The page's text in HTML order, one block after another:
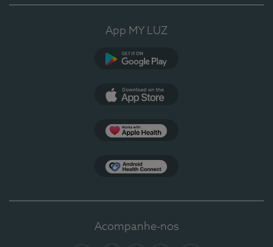
App MY LUZ
Acompanhe-nos